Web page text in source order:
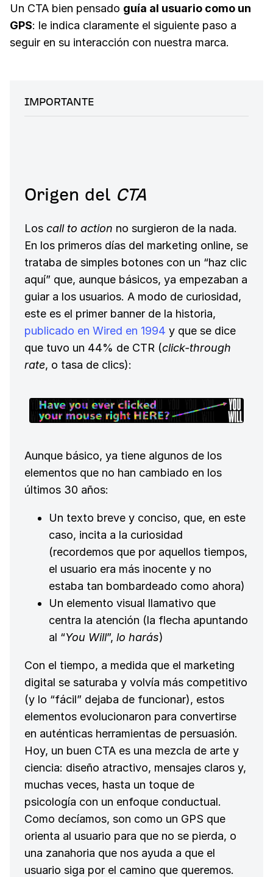
Un CTA bien pensado guía al usuario como un
GPS: le indica claramente el siguiente paso a
seguir en su interacción con nuestra marca.
IMPORTANTE
Origen del CTA
Los call to action no surgieron de la nada.
En los primeros días del marketing online, se
trataba de simples botones con un “haz clic
aquí” que, aunque básicos, ya empezaban a
guiar a los usuarios. A modo de curiosidad,
este es el primer banner de la historia,
publicado en Wired en 1994 y que se dice
que tuvo un 44% de CTR (click-through
rate, o tasa de clics):
Aunque básico, ya tiene algunos de los
elementos que no han cambiado en los
últimos 30 años:
Un texto breve y conciso, que, en este
caso, incita a la curiosidad
(recordemos que por aquellos tiempos,
el usuario era más inocente y no
estaba tan bombardeado como ahora)
Un elemento visual llamativo que
centra la atención (la flecha apuntando
al “You Will”, lo harás)
Con el tiempo, a medida que el marketing
digital se saturaba y volvía más competitivo
(y lo “fácil” dejaba de funcionar), estos
elementos evolucionaron para convertirse
en auténticas herramientas de persuasión.
Hoy, un buen CTA es una mezcla de arte y
ciencia: diseño atractivo, mensajes claros y,
muchas veces, hasta un toque de
psicología con un enfoque conductual.
Como decíamos, son como un GPS que
orienta al usuario para que no se pierda, o
una zanahoria que nos ayuda a que el
usuario siga por el camino que queremos.